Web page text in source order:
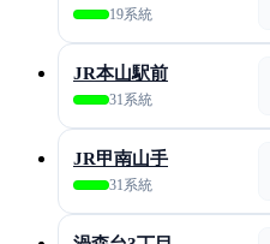
19系統
JR本山駅前
31系統
JR甲南山手
31系統